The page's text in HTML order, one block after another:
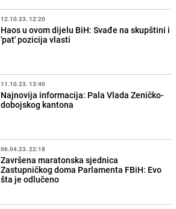
12.10.23. 12:20
Haos u ovom dijelu BiH: Svađe na skupštini i
'pat' pozicija vlasti
11.10.23. 13:40
Najnovija informacija: Pala Vlada Zeničko-
dobojskog kantona
06.04.23. 22:18
Završena maratonska sjednica
Zastupničkog doma Parlamenta FBiH: Evo
šta je odlučeno